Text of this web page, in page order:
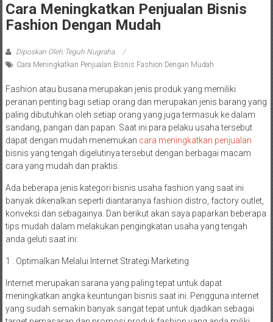
Cara Meningkatkan Penjualan Bisnis
Fashion Dengan Mudah
Diposkan Oleh:Teguh Nugraha
Cara Meningkatkan Penjualan Bisnis Fashion Dengan Mudah
Fashion atau busana merupakan jenis produk yang memiliki
peranan penting bagi setiap orang dan merupakan jenis barang yang
paling dibutuhkan oleh setiap orang yang juga termasuk ke dalam
sandang, pangan dan papan. Saat ini para pelaku usaha tersebut
dapat dengan mudah menemukan cara meningkatkan penjualan
bisnis yang tengah digelutinya tersebut dengan berbagai macam
cara yang mudah dan praktis.
Ada beberapa jenis kategori bisnis usaha fashion yang saat ini
banyak dikenalkan seperti diantaranya fashion distro, factory outlet,
konveksi dan sebagainya. Dan berikut akan saya paparkan beberapa
tips mudah dalam melakukan pengingkatan usaha yang tengah
anda geluti saat ini:
1 . Optimalkan Melalui Internet Strategi Marketing
Internet merupakan sarana yang paling tepat untuk dapat
meningkatkan angka keuntungan bisnis saat ini. Pengguna internet
yang sudah semakin banyak sangat tepat untuk djadikan sebagai